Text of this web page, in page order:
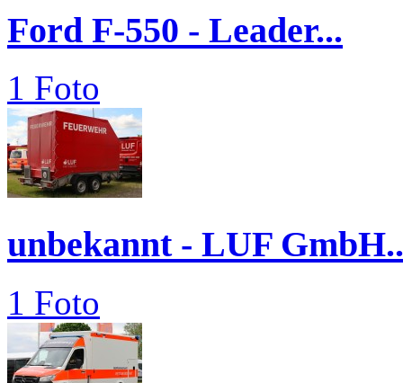
Ford F-550 - Leader...
1 Foto
unbekannt - LUF
1 Foto